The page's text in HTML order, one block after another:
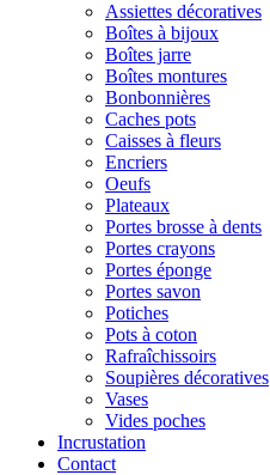
Assiettes décoratives
Boîtes à bijoux
Boîtes jarre
Boîtes montures
Bonbonnières
Caches pots
Caisses à fleurs
Encriers
Oeufs
Plateaux
Portes brosse à dents
Portes crayons
Portes éponge
Portes savon
Potiches
Pots à coton
Rafraîchissoirs
Soupières décoratives
Vases
Vides poches
Incrustation
Contact